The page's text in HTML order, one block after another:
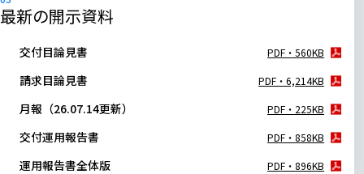
最新の開示資料
交付目論見書 PDF・560KB
請求目論見書 PDF・6,214KB
月報（26.07.14更新） PDF・225KB
交付運用報告書 PDF・858KB
運用報告書全体版 PDF・896KB